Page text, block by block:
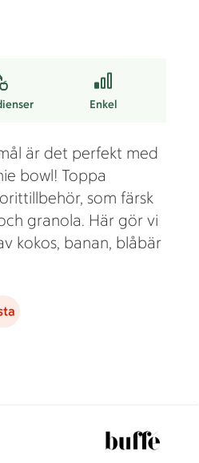
har 3 kommentarer
Enkel
är det perfekt med
bowl! Toppa
som färsk
granola. Här gör vi
kokos, banan, blåbär